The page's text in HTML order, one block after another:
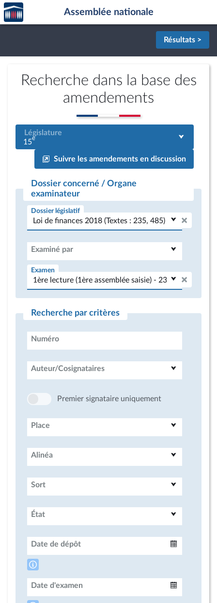
Aller au contenu
Aller en bas de la page
Accèder
à la
page
Assemblée nationale
Résultats >
Recherche dans la base des
amendements
Législature
15e
Suivre les amendements en discussion
Dossier concerné / Organe
examinateur
Dossier législatif
Examiné par
Examen
Recherche par critères
Numéro
Auteur/Cosignataires
Premier signataire uniquement
Place
Alinéa
Sort
État
Date de dépôt
Date d'examen